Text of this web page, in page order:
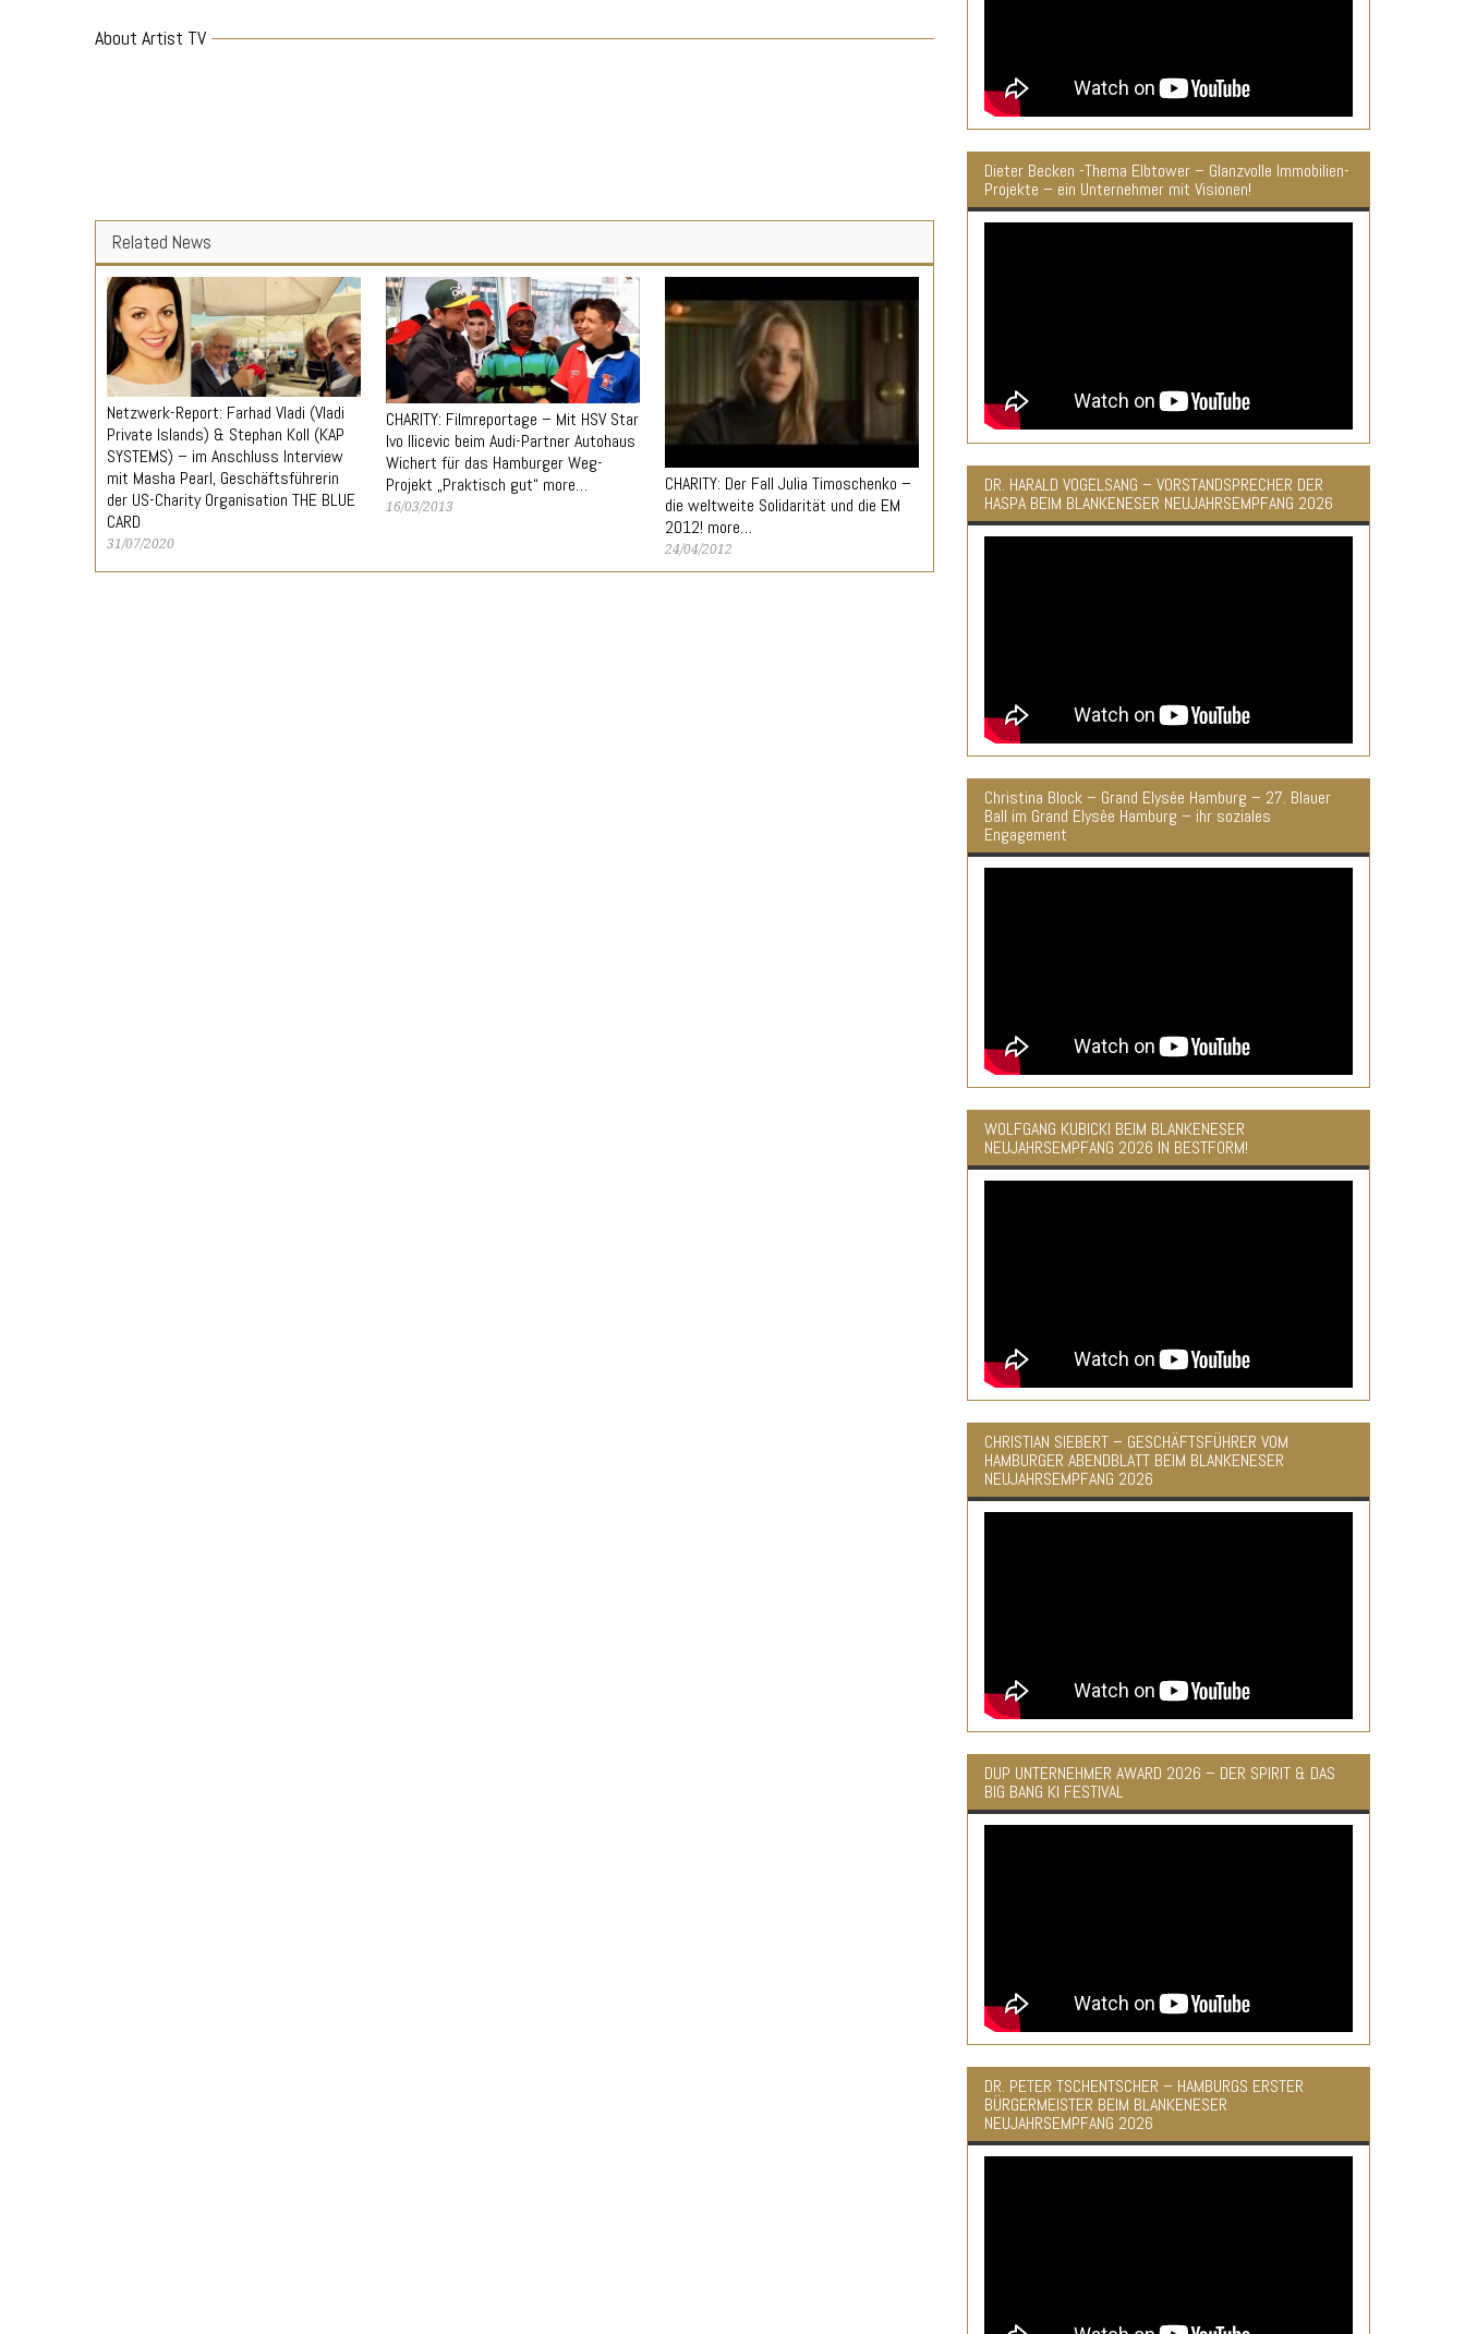
About Artist TV
Related News
Netzwerk-Report: Farhad Vladi (Vladi
Private Islands) & Stephan Koll (KAP
SYSTEMS) – im Anschluss Interview
mit Masha Pearl, Geschäftsführerin
der US-Charity Organisation THE BLUE
CARD
31/07/2020
CHARITY: Filmreportage – Mit HSV Star
Ivo Ilicevic beim Audi-Partner Autohaus
Wichert für das Hamburger Weg-
Projekt „Praktisch gut“ more…
16/03/2013
CHARITY: Der Fall Julia Timoschenko –
die weltweite Solidarität und die EM
2012! more…
24/04/2012
Dieter Becken -Thema Elbtower – Glanzvolle Immobilien-
Projekte – ein Unternehmer mit Visionen!
DR. HARALD VOGELSANG – VORSTANDSPRECHER DER
HASPA BEIM BLANKENESER NEUJAHRSEMPFANG 2026
Christina Block – Grand Elysée Hamburg – 27. Blauer
Ball im Grand Elysèe Hamburg – ihr soziales
Engagement
WOLFGANG KUBICKI BEIM BLANKENESER
NEUJAHRSEMPFANG 2026 IN BESTFORM!
CHRISTIAN SIEBERT – GESCHÄFTSFÜHRER VOM
HAMBURGER ABENDBLATT BEIM BLANKENESER
NEUJAHRSEMPFANG 2026
DUP UNTERNEHMER AWARD 2026 – DER SPIRIT & DAS
BIG BANG KI FESTIVAL
DR. PETER TSCHENTSCHER – HAMBURGS ERSTER
BÜRGERMEISTER BEIM BLANKENESER
NEUJAHRSEMPFANG 2026